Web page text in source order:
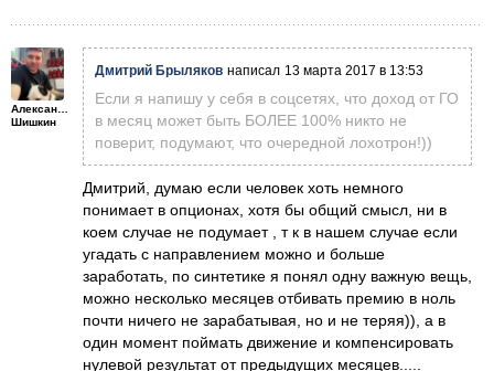
Александр
Шишкин
Дмитрий Брыляков написал 13 марта 2017 в 13:53
Если я напишу у себя в соцсетях, что доход от ГО
в месяц может быть БОЛЕЕ 100% никто не
поверит, подумают, что очередной лохотрон!))
Дмитрий, думаю если человек хоть немного
понимает в опционах, хотя бы общий смысл, ни в
коем случае не подумает , т к в нашем случае если
угадать с направлением можно и больше
заработать, по синтетике я понял одну важную вещь,
можно несколько месяцев отбивать премию в ноль
почти ничего не зарабатывая, но и не теряя)), а в
один момент поймать движение и компенсировать
нулевой результат от предыдущих месяцев.....